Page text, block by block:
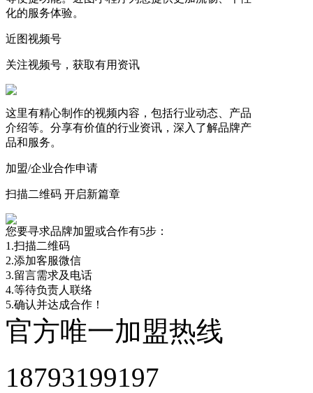
化的服务体验。
近图视频号
关注视频号，获取有用资讯
这里有精心制作的视频内容，包括行业动态、产品
介绍等。分享有价值的行业资讯，深入了解品牌产
品和服务。
加盟/企业合作申请
扫描二维码 开启新篇章
您要寻求品牌加盟或合作有5步：
1.扫描二维码
2.添加客服微信
3.留言需求及电话
4.等待负责人联络
5.确认并达成合作！
官方唯一加盟热线
18793199197